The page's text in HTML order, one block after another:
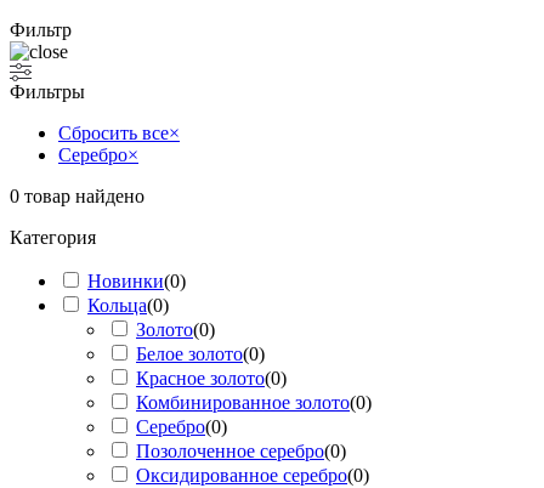
Фильтр
Фильтры
Сбросить все×
Серебро×
0 товар найдено
Категория
Новинки(0)
Кольца(0)
Золото(0)
Белое золото(0)
Красное золото(0)
Комбинированное золото(0)
Серебро(0)
Позолоченное серебро(0)
Оксидированное серебро(0)